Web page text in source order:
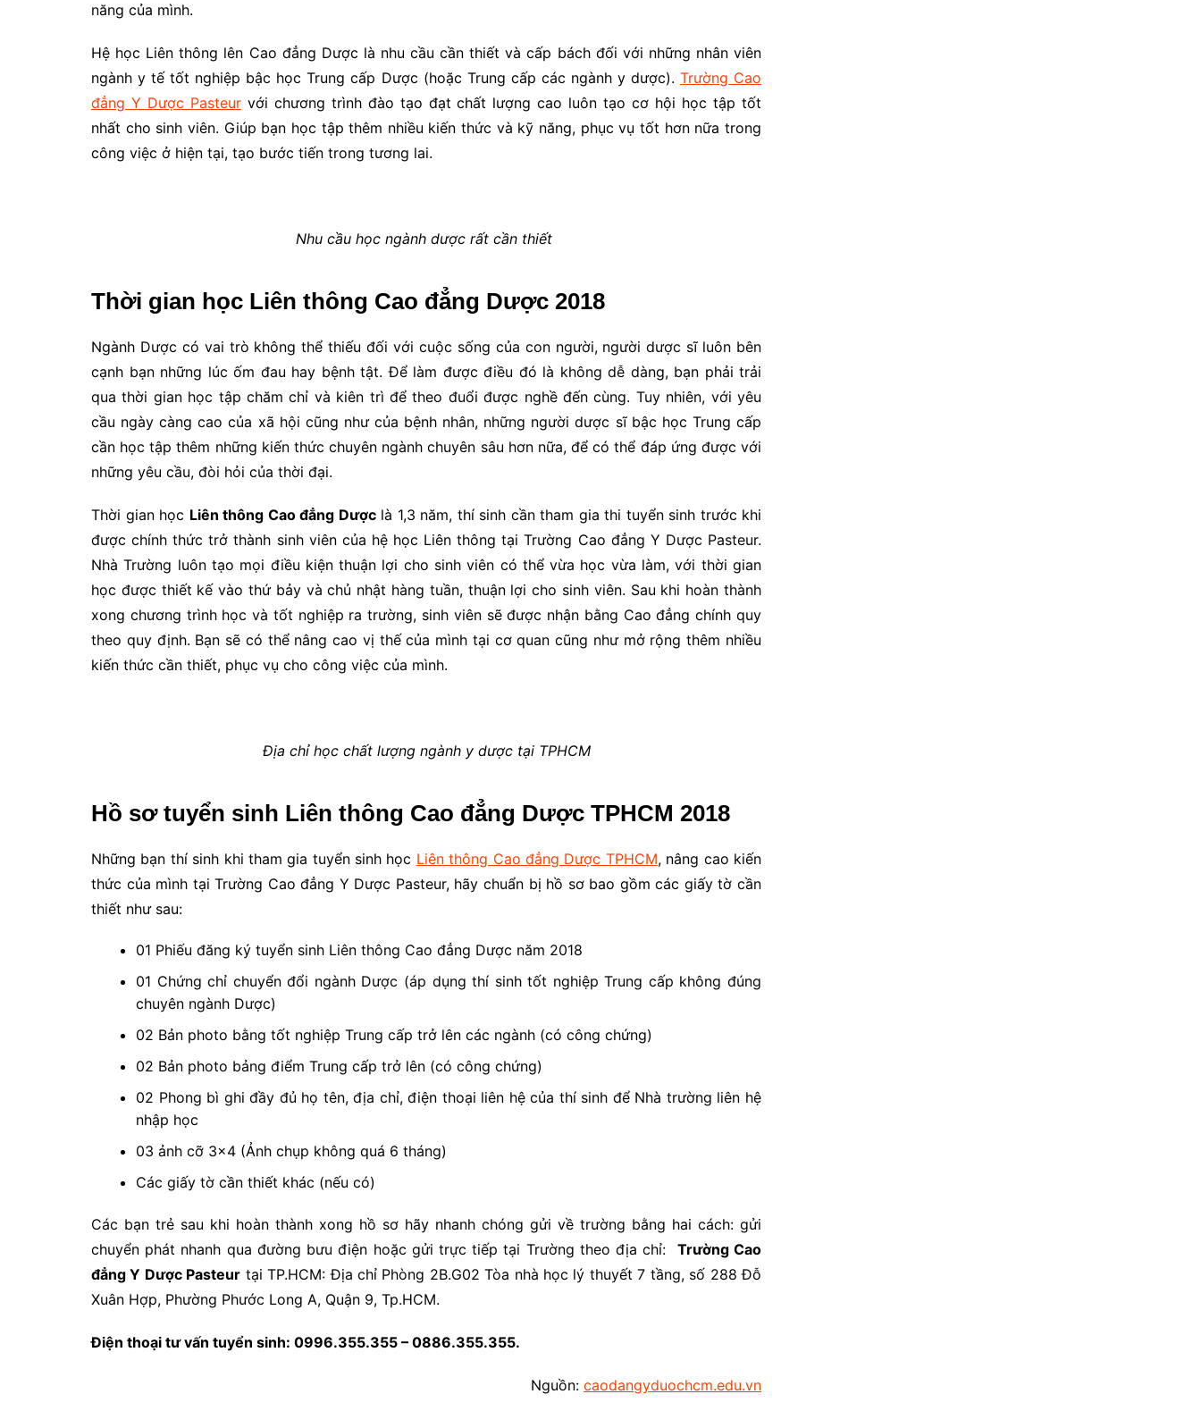
năng của mình.
Hệ học Liên thông lên Cao đẳng Dược là nhu cầu cần thiết và cấp bách đối với những nhân viên
ngành y tế tốt nghiệp bậc học Trung cấp Dược (hoặc Trung cấp các ngành y dược). Trường Cao
đẳng Y Dược Pasteurvới chương trình đào tạo đạt chất lượng cao luôn tạo cơ hội học tập tốt
nhất cho sinh viên. Giúp bạn học tập thêm nhiều kiến thức và kỹ năng, phục vụ tốt hơn nữa trong
công việc ở hiện tại, tạo bước tiến trong tương lai.
Nhu cầu học ngành dược rất cần thiết
Thời gian học Liên thông Cao đẳng Dược 2018
Ngành Dược có vai trò không thể thiếu đối với cuộc sống của con người, người dược sĩ luôn bên
cạnh bạn những lúc ốm đau hay bệnh tật. Để làm được điều đó là không dễ dàng, bạn phải trải
qua thời gian học tập chăm chỉ và kiên trì để theo đuổi được nghề đến cùng. Tuy nhiên, với yêu
cầu ngày càng cao của xã hội cũng như của bệnh nhân, những người dược sĩ bậc học Trung cấp
cần học tập thêm những kiến thức chuyên ngành chuyên sâu hơn nữa, để có thể đáp ứng được với
những yêu cầu, đòi hỏi của thời đại.
Thời gian học Liên thông Cao đẳng Dượclà 1,3 năm, thí sinh cần tham gia thi tuyển sinh trước khi
được chính thức trở thành sinh viên của hệ học Liên thông tại Trường Cao đẳng Y Dược Pasteur.
Nhà Trường luôn tạo mọi điều kiện thuận lợi cho sinh viên có thể vừa học vừa làm, với thời gian
học được thiết kế vào thứ bảy và chủ nhật hàng tuần, thuận lợi cho sinh viên. Sau khi hoàn thành
xong chương trình học và tốt nghiệp ra trường, sinh viên sẽ được nhận bằng Cao đẳng chính quy
theo quy định. Bạn sẽ có thể nâng cao vị thế của mình tại cơ quan cũng như mở rộng thêm nhiều
kiến thức cần thiết, phục vụ cho công việc của mình.
Địa chỉ học chất lượng ngành y dược tại TPHCM
Hồ sơ tuyển sinh Liên thông Cao đẳng Dược TPHCM 2018
Những bạn thí sinh khi tham gia tuyển sinh học Liên thông Cao đẳng Dược TPHCM, nâng cao kiến
thức của mình tại Trường Cao đẳng Y Dược Pasteur, hãy chuẩn bị hồ sơ bao gồm các giấy tờ cần
thiết như sau:
01 Phiếu đăng ký tuyển sinh Liên thông Cao đẳng Dược năm 2018
01 Chứng chỉ chuyển đổi ngành Dược (áp dụng thí sinh tốt nghiệp Trung cấp không đúng
chuyên ngành Dược)
02 Bản photo bằng tốt nghiệp Trung cấp trở lên các ngành (có công chứng)
02 Bản photo bảng điểm Trung cấp trở lên (có công chứng)
02 Phong bì ghi đầy đủ họ tên, địa chỉ, điện thoại liên hệ của thí sinh để Nhà trường liên hệ
nhập học
03 ảnh cỡ 3×4 (Ảnh chụp không quá 6 tháng)
Các giấy tờ cần thiết khác (nếu có)
Các bạn trẻ sau khi hoàn thành xong hồ sơ hãy nhanh chóng gửi về trường bằng hai cách: gửi
chuyển phát nhanh qua đường bưu điện hoặc gửi trực tiếp tại Trường theo địa chỉ: Trường Cao
đẳng Y Dược Pasteur tại TP.HCM: Địa chỉ Phòng 2B.G02 Tòa nhà học lý thuyết 7 tầng, số 288 Đỗ
Xuân Hợp, Phường Phước Long A, Quận 9, Tp.HCM.
Điện thoại tư vấn tuyển sinh: 0996.355.355 – 0886.355.355.
Nguồn: caodangyduochcm.edu.vn